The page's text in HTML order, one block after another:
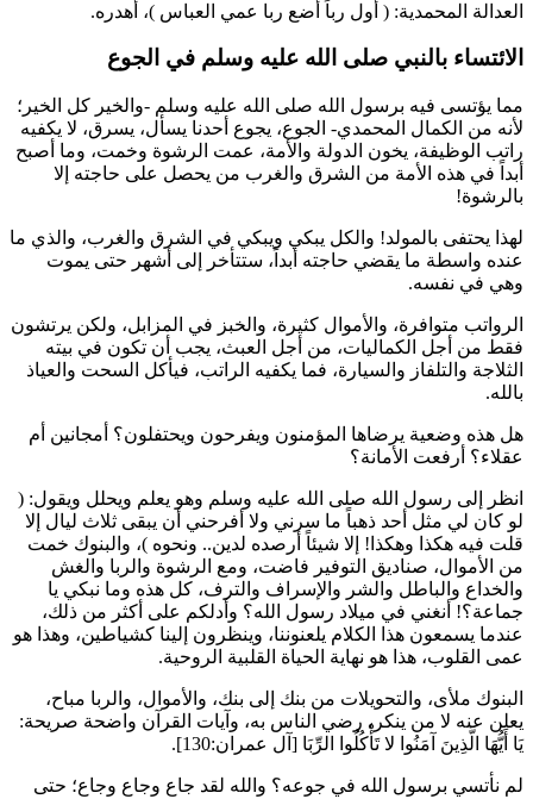
العدالة المحمدية: ( أول رباً أضع ربا عمي العباس )، أهدره.
الائتساء بالنبي صلى الله عليه وسلم في الجوع
مما يؤتسى فيه برسول الله صلى الله عليه وسلم -والخير كل الخير؛
لأنه من الكمال المحمدي- الجوع، يجوع أحدنا يسأل، يسرق، لا يكفيه
راتب الوظيفة، يخون الدولة والأمة، عمت الرشوة وخمت، وما أصبح
أبداً في هذه الأمة من الشرق والغرب من يحصل على حاجته إلا
بالرشوة!
لهذا يحتفى بالمولد! والكل يبكي ويبكي في الشرق والغرب، والذي ما
عنده واسطة ما يقضي حاجته أبداً، ستتأخر إلى أشهر حتى يموت
وهي في نفسه.
الرواتب متوافرة، والأموال كثيرة، والخبز في المزابل، ولكن يرتشون
فقط من أجل الكماليات، من أجل العبث، يجب أن تكون في بيته
الثلاجة والتلفاز والسيارة، فما يكفيه الراتب، فيأكل السحت والعياذ
بالله.
هل هذه وضعية يرضاها المؤمنون ويفرحون ويحتفلون؟ أمجانين أم
عقلاء؟ أرفعت الأمانة؟
انظر إلى رسول الله صلى الله عليه وسلم وهو يعلم ويحلل ويقول: (
لو كان لي مثل أحد ذهباً ما سرني ولا أفرحني أن يبقى ثلاث ليال إلا
قلت فيه هكذا وهكذا! إلا شيئاً أرصده لدين.. ونحوه )، والبنوك خمت
من الأموال، صناديق التوفير فاضت، ومع الرشوة والربا والغش
والخداع والباطل والشر والإسراف والترف، كل هذه وما نبكي يا
جماعة؟! أنغني في ميلاد رسول الله؟ وأدلكم على أكثر من ذلك،
عندما يسمعون هذا الكلام يلعنوننا، وينظرون إلينا كشياطين، وهذا هو
عمى القلوب، هذا هو نهاية الحياة القلبية الروحية.
البنوك ملأى، والتحويلات من بنك إلى بنك، والأموال، والربا مباح،
يعلن عنه لا من ينكر، رضي الناس به، وآيات القرآن واضحة صريحة:
يَا أَيُّهَا الَّذِينَ آمَنُوا لا تَأْكُلُوا الرِّبَا [آل عمران:130].
لم نأتسي برسول الله في جوعه؟ والله لقد جاع وجاع وجاع؛ حتى